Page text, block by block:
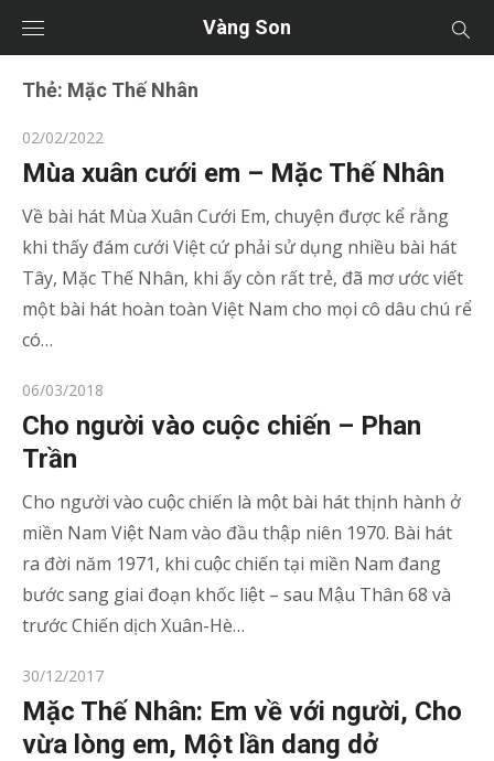
Vàng Son
Thẻ: Mặc Thế Nhân
Posted
on
02/02/2022
Mùa xuân cưới em – Mặc Thế Nhân
Về bài hát Mùa Xuân Cưới Em, chuyện được kể rằng
khi thấy đám cưới Việt cứ phải sử dụng nhiều bài hát
Tây, Mặc Thế Nhân, khi ấy còn rất trẻ, đã mơ ước viết
một bài hát hoàn toàn Việt Nam cho mọi cô dâu chú rể
có…
Posted
on
06/03/2018
Cho người vào cuộc chiến – Phan
Trần
Cho người vào cuộc chiến là một bài hát thịnh hành ở
miền Nam Việt Nam vào đầu thập niên 1970. Bài hát
ra đời năm 1971, khi cuộc chiến tại miền Nam đang
bước sang giai đoạn khốc liệt – sau Mậu Thân 68 và
trước Chiến dịch Xuân-Hè…
Posted
on
30/12/2017
Mặc Thế Nhân: Em về với người, Cho
vừa lòng em, Một lần dang dở